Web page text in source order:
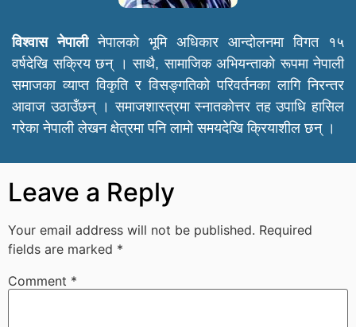
विश्वास नेपालीनेपालको भूमि अधिकार आन्दोलनमा विगत १५
वर्षदेखि सक्रिय छन् । साथै, सामाजिक अभियन्ताको रूपमा नेपाली
समाजका व्याप्त विकृति र विसङ्गतिको परिवर्तनका लागि निरन्तर
आवाज उठाउँछन् । समाजशास्त्रमा स्नातकोत्तर तह उपाधि हासिल
गरेका नेपाली लेखन क्षेत्रमा पनि लामो समयदेखि क्रियाशील छन् ।
Leave a Reply
Your email address will not be published. Required
fields are marked *
Comment *